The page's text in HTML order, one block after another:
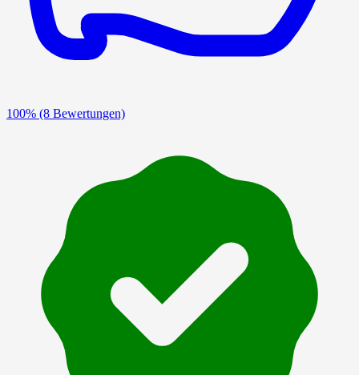
100% (8 Bewertungen)